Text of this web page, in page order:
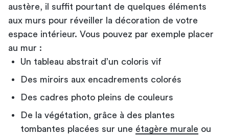
austère, il suffit pourtant de quelques éléments
aux murs pour réveiller la décoration de votre
espace intérieur. Vous pouvez par exemple placer
au mur :
Un tableau abstrait d’un coloris vif
Des miroirs aux encadrements colorés
Des cadres photo pleins de couleurs
De la végétation, grâce à des plantes
tombantes placées sur une étagère murale ou